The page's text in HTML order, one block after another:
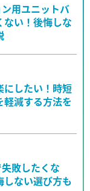
用ユニットバ
ない！後悔しな
にしたい！時短
軽減する方法を
敗したくな
しない選び方も